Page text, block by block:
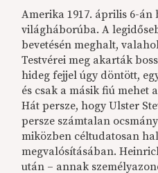
Amerika 1917. április 6-án
világháborúba. A
bevetésén meghalt,
Testvérei meg akarták
hideg fejjel úgy döntött,
és csak a másik fiú mehet
Hát persze, hogy Ulster
persze számtalan
miközben céltudatosan
megvalósításában.
után – annak